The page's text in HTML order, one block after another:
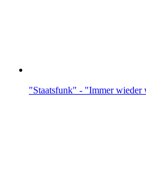
"Staatsfunk" - "Immer